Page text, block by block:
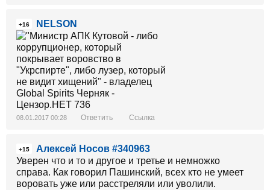
+16 NELSON
08.01.2017 00:28 Ответить Ссылка
+15
Алексей Носов #340963
Уверен что и то и другое и третье и немножко
справа. Как говорил Пашинский, всех кто не умеет
воровать уже или расстреляли или уволили.